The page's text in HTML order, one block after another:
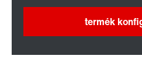
termék